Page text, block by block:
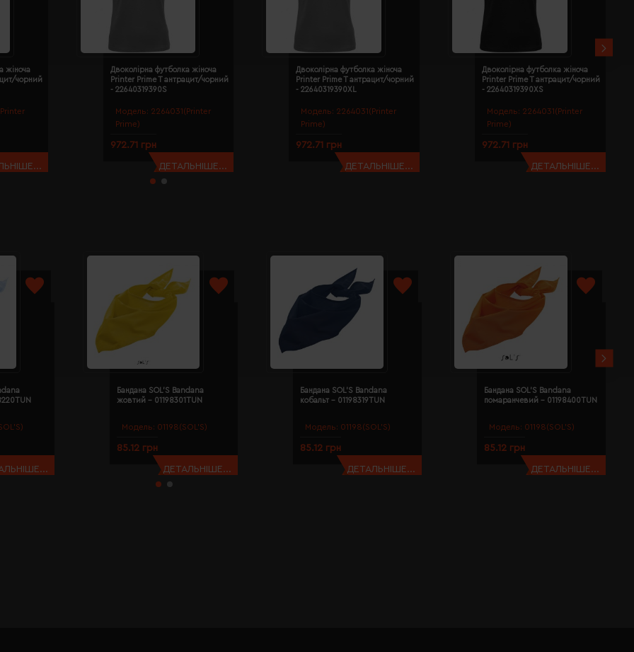
жіноча
чорний
Модель: 2264031(Printer
Prime)
Двоколірна футболка жіноча
Printer Prime T антрацит/чорний
- 22640319390S
972.71 грн
ДЕТАЛЬНІШЕ...
Модель: 2264031(Printer
Prime)
Двоколірна футболка жіноча
Printer Prime T антрацит/чорний
- 22640319390XL
972.71 грн
ДЕТАЛЬНІШЕ...
Модель: 2264031(Printer
Prime)
Двоколірна футболка жіноча
Printer Prime T антрацит/чорний
- 22640319390XS
972.71 грн
ДЕТАЛЬНІШЕ...
Модель: 01198(SOL’S)
Бандана SOL'S Bandana
жовтий - 01198301TUN
85.12 грн
ДЕТАЛЬНІШЕ...
Модель: 01198(SOL’S)
Бандана SOL'S Bandana
кобальт - 01198319TUN
85.12 грн
ДЕТАЛЬНІШЕ...
Модель: 01198(SOL’S)
Бандана SOL'S Bandana
помаранчевий - 01198400TUN
85.12 грн
ДЕТАЛЬНІШЕ...